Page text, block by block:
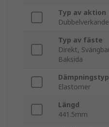
Typ av aktion
Dubbelverkande
Typ av fäste
Direkt,
Baksida
Dämpningstyp
Elastomer
Längd
441.5mm